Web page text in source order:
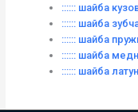
:::::: шайба
:::::: шайба
:::::: шайба
:::::: шайба
:::::: шайба